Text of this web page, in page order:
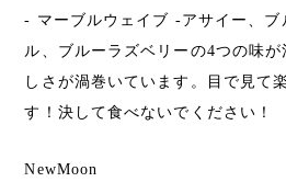
- マーブルウェイブ -アサイー、
ル、ブルーラズベリーの4つの味
しさが渦巻いています。目で見て
す！決して食べないでください！
NewMoon